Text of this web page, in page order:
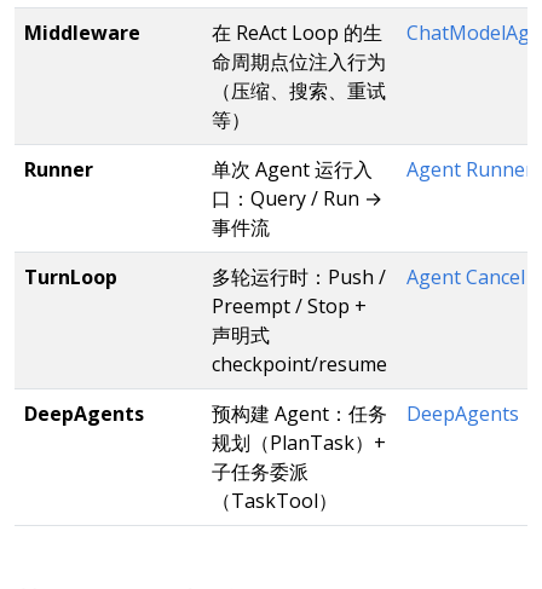
Middleware
在 ReAct Loop 的生
命周期点位注入行为
（压缩、搜索、重试
等）
Runner
单次 Agent 运行入
口：Query / Run →
事件流
Agent Runner
TurnLoop
多轮运行时：Push /
Preempt / Stop +
声明式
checkpoint/resume
Agent Cancel
DeepAgents
预构建 Agent：任务
规划（PlanTask）+
子任务委派
（TaskTool）
DeepAgents